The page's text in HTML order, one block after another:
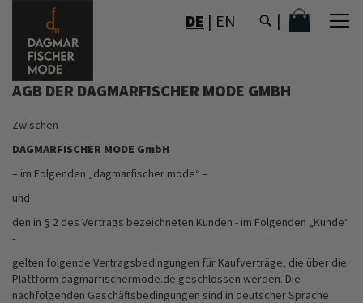
ZUM
DE | EN MEIN
AGB DER DAGMARFISCHER MODE GMBH
Zwischen
DAGMARFISCHER MODE GmbH
– im Folgenden „dagmarfischer mode“ –
und
den in § 2 des Vertrags bezeichneten Kunden - im Folgenden „Kunde“
-
gelten folgende Vertragsbedingungen für Kaufverträge, die über die
Plattform dagmarfischermode.de geschlossen werden. Die
nachfolgenden Geschäftsbedingungen sind in deutscher Sprache